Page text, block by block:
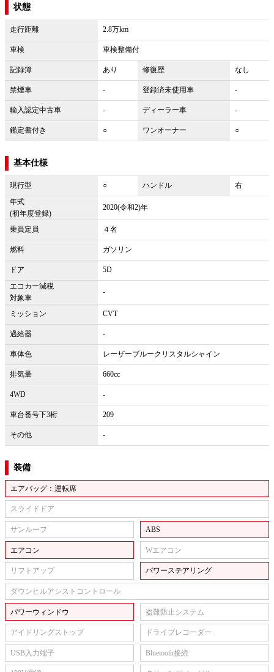
状態
走行距離 2.8万km
車検 車検整備付
記録簿 あり 修復歴 なし
禁煙車 - 登録済未使用車 -
輸入認定中古車 - ディーラー車 -
鑑定書付き ○ ワンオーナー ○
基本仕様
現行型 ○ ハンドル
右
年式
(初年度登録)
2020(令和2)年
乗員定員 ４名
燃料 ガソリン
ドア
5D
エコカー減税
対象車
-
ミッション CVT
過給器 -
車体色 レーザーブルークリスタルシャイン
排気量 660cc
4WD -
車台番号下3桁 209
その他 -
装備
エアバッグ：運転席
スライドドア
サンルーフ ABS
エアコン Wエアコン
リフトアップ パワーステアリング
ダウンヒルアシストコントロール
パワーウィンドウ 盗難防止システム
アイドリングストップ ドライブレコーダー
USB入力端子 Bluetooth接続